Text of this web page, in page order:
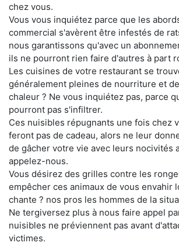
chez vous.
Vous vous inquiétez parce que les
commercial s'avèrent être infestés de
nous garantissons qu'avec un
ils ne pourront rien faire d'autres à part
Les cuisines de votre restaurant se
généralement pleines de nourriture et
chaleur ? Ne vous inquiétez pas, parce
pourront pas s'infiltrer.
Ces nuisibles répugnants une fois chez
feront pas de cadeau, alors ne leur
de gâcher votre vie avec leurs nocivités
appelez-nous.
Vous désirez des grilles contre les
empêcher ces animaux de vous envahir
chante ? nos pros les hommes de la
Ne tergiversez plus à nous faire appel
nuisibles ne préviennent pas avant
victimes.